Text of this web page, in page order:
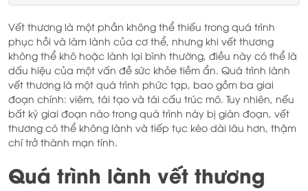
Vết thương là một phần không thể thiếu trong quá trình
phục hồi và làm lành của cơ thể, nhưng khi vết thương
không thể khô hoặc lành lại bình thường, điều này có thể là
dấu hiệu của một vấn đề sức khỏe tiềm ẩn. Quá trình lành
vết thương là một quá trình phức tạp, bao gồm ba giai
đoạn chính: viêm, tái tạo và tái cấu trúc mô. Tuy nhiên, nếu
bất kỳ giai đoạn nào trong quá trình này bị gián đoạn, vết
thương có thể không lành và tiếp tục kéo dài lâu hơn, thậm
chí trở thành mạn tính.
Quá trình lành vết thương